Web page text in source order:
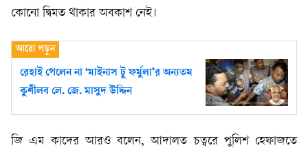
কোনো দ্বিমত থাকার অবকাশ নেই।
রেহাই পেলেন না ‘মাইনাস টু ফর্মুলা’র অন‍্যতম
কুশীলব লে. জে. মাসুদ উদ্দিন
জি এম কাদের আরও বলেন, আদালত চত্বরে পুলিশ হেফাজতে